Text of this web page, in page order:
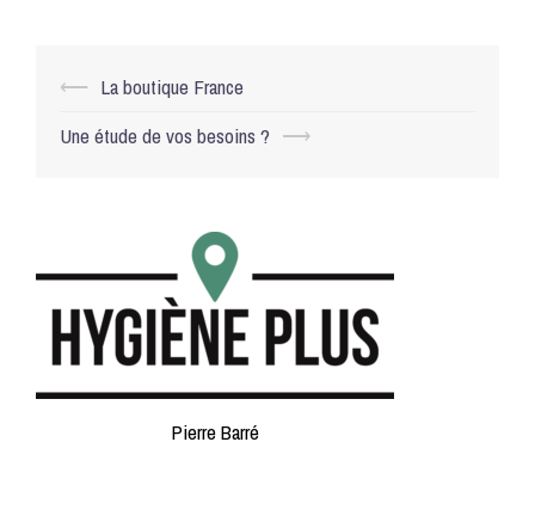
Navigation
d’article
⟵ La boutique France
Une étude de vos besoins ? ⟶
Pierre Barré